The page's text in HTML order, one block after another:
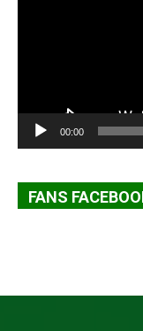
00:00
FANS